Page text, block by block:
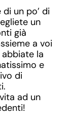
un po’ di
un
già
a voi
la
e
di
ad un